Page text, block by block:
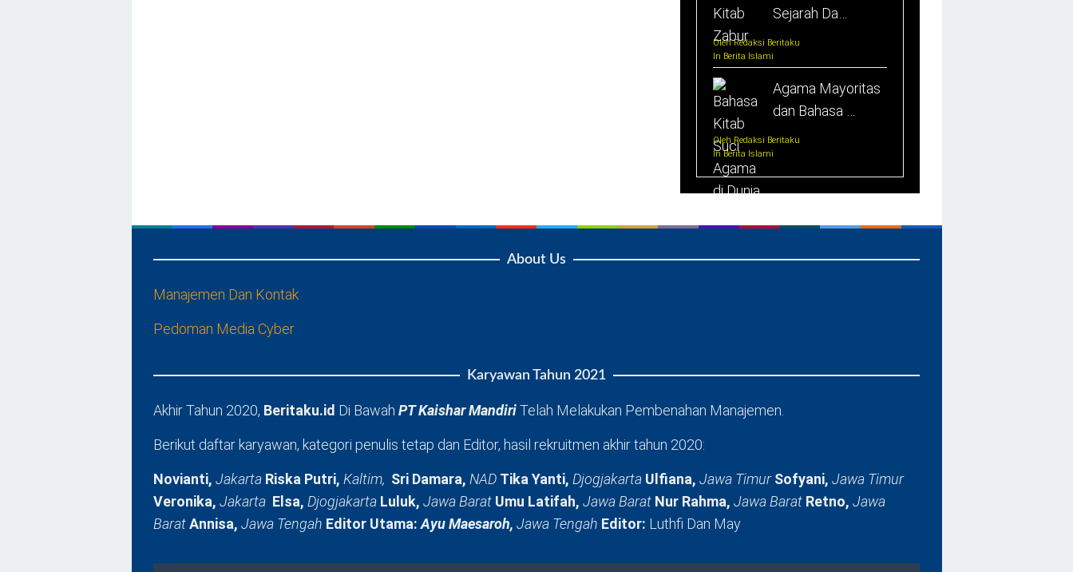
Sejarah Da…
Oleh Redaksi Beritaku
In Berita Islami
Agama Mayoritas
dan Bahasa …
Oleh Redaksi Beritaku
In Berita Islami
About Us
Manajemen Dan Kontak
Pedoman Media Cyber
Karyawan Tahun 2021
Akhir Tahun 2020, Beritaku.id Di Bawah PT Kaishar MandiriTelah Melakukan Pembenahan Manajemen.
Berikut daftar karyawan, kategori penulis tetap dan Editor, hasil rekruitmen akhir tahun 2020:
Novianti, Jakarta Riska Putri, Kaltim, Sri Damara, NAD Tika Yanti, Djogjakarta Ulfiana, Jawa TimurSofyani, Jawa Timur
Veronika, Jakarta Elsa, Djogjakarta Luluk, Jawa Barat Umu Latifah, Jawa Barat Nur Rahma, Jawa Barat Retno, Jawa
BaratAnnisa, Jawa Tengah Editor Utama:Ayu Maesaroh, Jawa Tengah Editor: Luthfi Dan May